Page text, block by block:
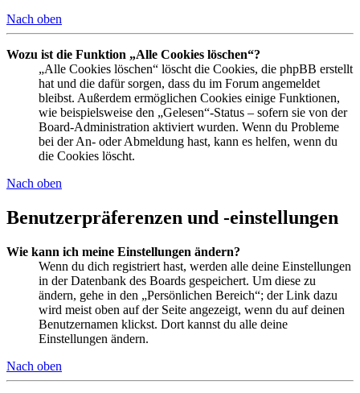
Nach oben
Wozu ist die Funktion „Alle Cookies löschen“?
„Alle Cookies löschen“ löscht die Cookies, die phpBB erstellt
hat und die dafür sorgen, dass du im Forum angemeldet
bleibst. Außerdem ermöglichen Cookies einige Funktionen,
wie beispielsweise den „Gelesen“-Status – sofern sie von der
Board-Administration aktiviert wurden. Wenn du Probleme
bei der An- oder Abmeldung hast, kann es helfen, wenn du
die Cookies löscht.
Nach oben
Benutzerpräferenzen und -einstellungen
Wie kann ich meine Einstellungen ändern?
Wenn du dich registriert hast, werden alle deine Einstellungen
in der Datenbank des Boards gespeichert. Um diese zu
ändern, gehe in den „Persönlichen Bereich“; der Link dazu
wird meist oben auf der Seite angezeigt, wenn du auf deinen
Benutzernamen klickst. Dort kannst du alle deine
Einstellungen ändern.
Nach oben